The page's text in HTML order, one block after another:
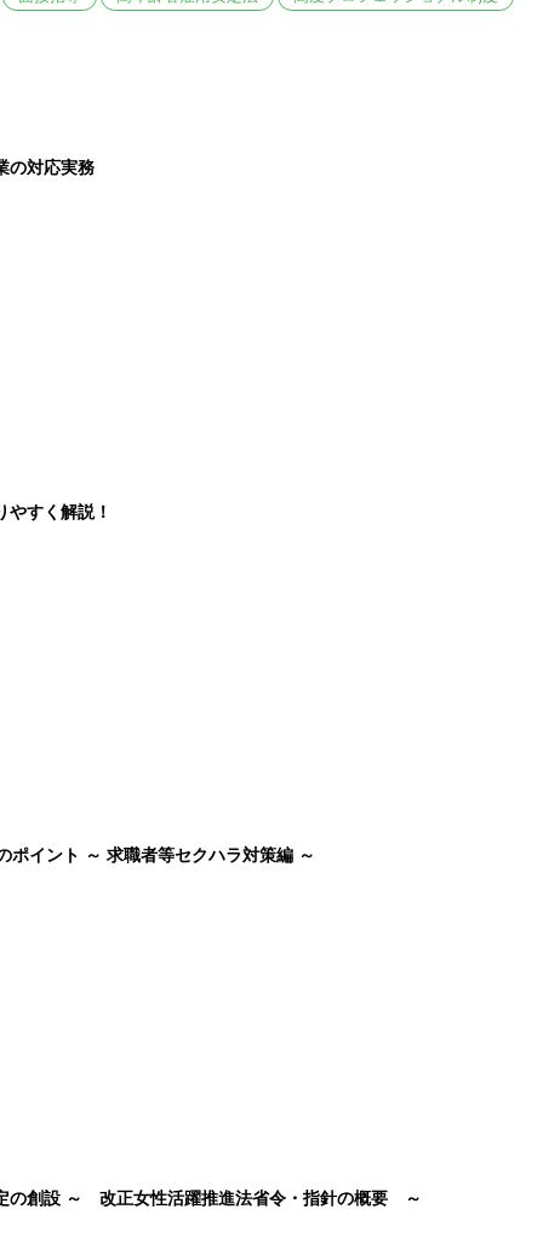
の対応実務
やすく解説！
ポイント ～ 求職者等セクハラ対策編 ～
の創設 ～ 改正女性活躍推進法省令・指針の概要 ～